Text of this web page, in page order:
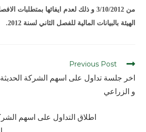
من 3/10/2012 و ذلك لعدم ايفائها بمتطلبات
الهيئة بالبيانات المالية للفصل الثاني لسنة 2012.
Previous Post
اخر جلسة تداول على اسهم الشركة الحديثة
و الزراعي
اطلاق التداول على اسهم